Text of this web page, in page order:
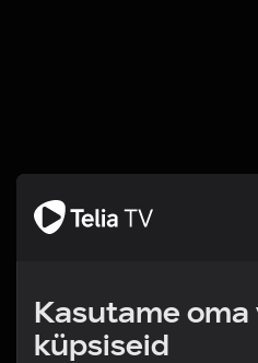
Kasutame
küpsiseid